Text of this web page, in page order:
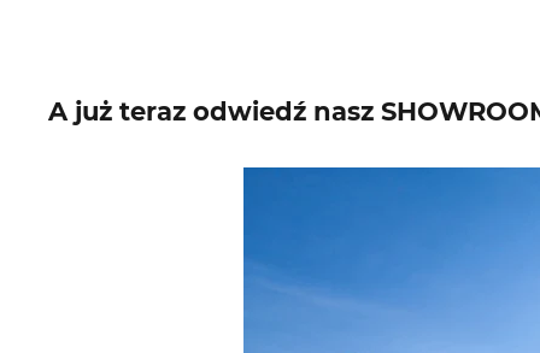
A już teraz odwiedź nasz